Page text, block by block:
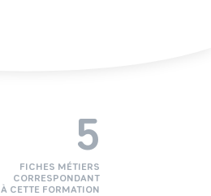
5
FICHES MÉTIERS
CORRESPONDANT
À CETTE FORMATION